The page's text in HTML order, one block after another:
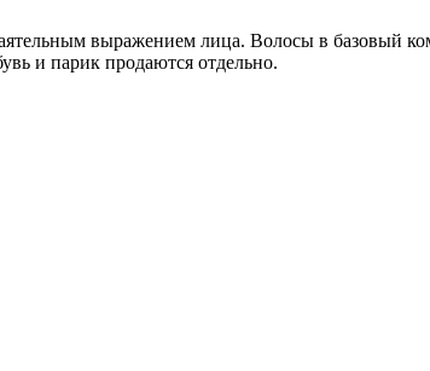
выражением лица. Волосы в базовый
и парик продаются отдельно.